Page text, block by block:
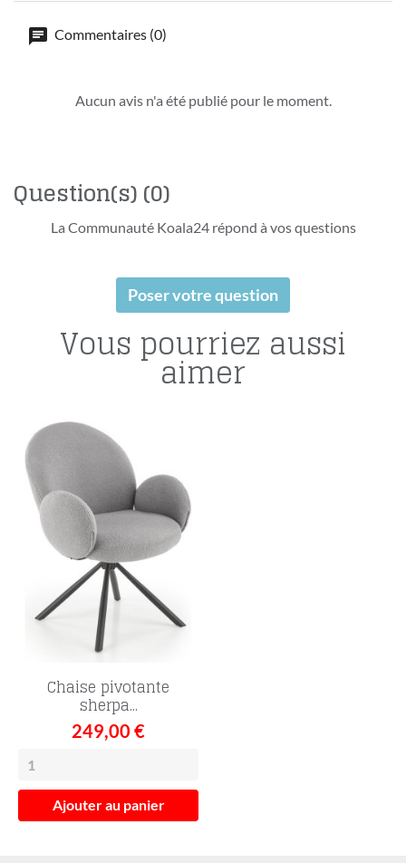
Commentaires (0)
Aucun avis n'a été publié pour le moment.
Question(s)(0)
La Communauté Koala24 répond à vos questions
Poser votre question
Vous pourriez aussi
aimer
Chaise pivotante
sherpa...
249,00 €
Ajouter au panier